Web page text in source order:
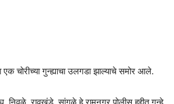
चोरीच्या गुन्ह्याचा उलगडा झाल्याचे समोर आले.